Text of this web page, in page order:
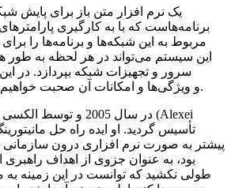
برنامه‌هاست که با به کارگیری
مربوط به این شبکه‌ها و برنامه‌ها را
این سیستم می‌تواند در هر لحظه به طور
سرور و تجهیزات شبکه بپردازد. در
مانیتورینگ Zabbix و ویژگی‌ها و امکانات آن صحبت خواهیم کرد.
بود، به عنوان جزوی از اهداف
طولی نکشید که توانست در این زمینه